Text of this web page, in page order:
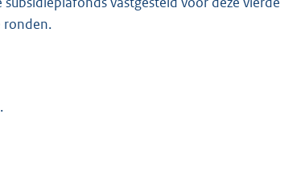
ronden.